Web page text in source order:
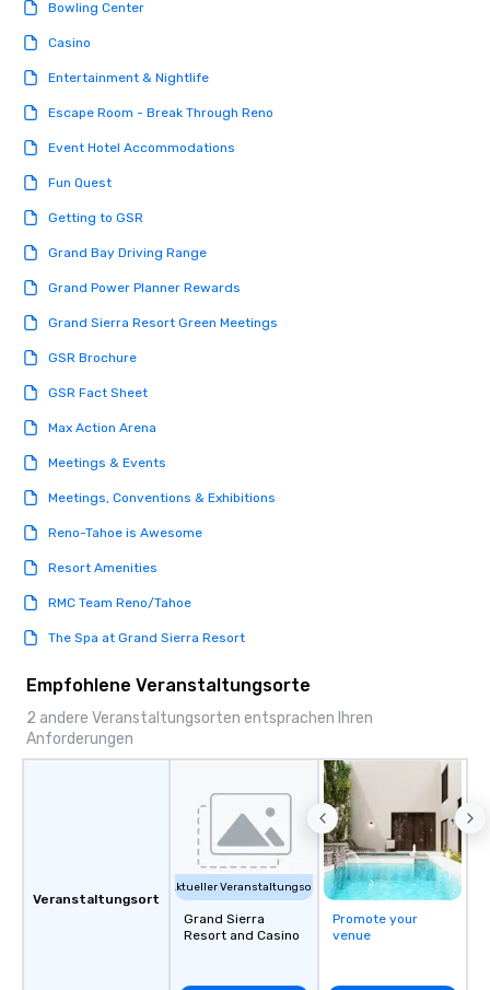
Bowling Center
Casino
Entertainment & Nightlife
Escape Room - Break Through Reno
Event Hotel Accommodations
Fun Quest
Getting to GSR
Grand Bay Driving Range
Grand Power Planner Rewards
Grand Sierra Resort Green Meetings
GSR Brochure
GSR Fact Sheet
Max Action Arena
Meetings & Events
Meetings, Conventions & Exhibitions
Reno-Tahoe is Awesome
Resort Amenities
RMC Team Reno/Tahoe
The Spa at Grand Sierra Resort
Empfohlene Veranstaltungsorte
2 andere Veranstaltungsorten entsprachen Ihren
Anforderungen
Veranstaltungsort
Aktueller Veranstaltungsort
Grand Sierra
Resort and Casino
Promote your
venue